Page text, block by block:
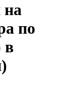
на
по
в